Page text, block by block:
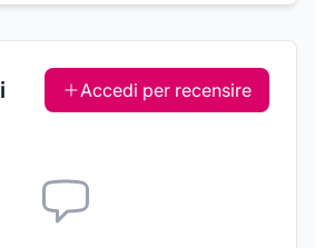
Accedi per recensire